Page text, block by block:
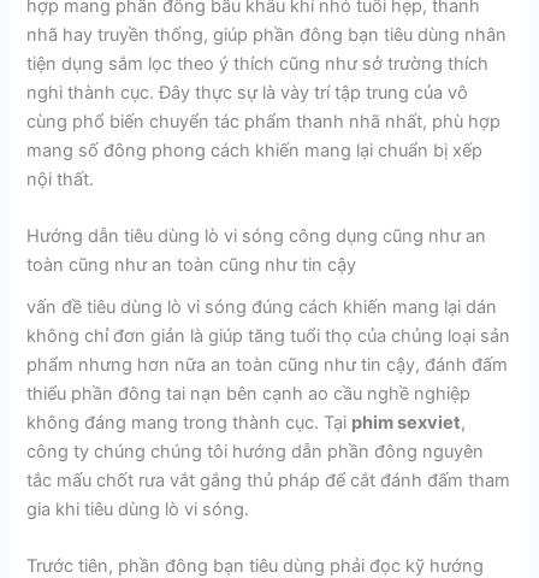
hợp mang phần đông bầu khâu khí nhỏ tuổi hẹp, thanh
nhã hay truyền thống, giúp phần đông bạn tiêu dùng nhân
tiện dụng sắm lọc theo ý thích cũng như sở trường thích
nghi thành cục. Đây thực sự là vày trí tập trung của vô
cùng phổ biến chuyển tác phẩm thanh nhã nhất, phù hợp
mang số đông phong cách khiến mang lại chuẩn bị xếp
nội thất.
Hướng dẫn tiêu dùng lò vi sóng công dụng cũng như an
toàn cũng như an toàn cũng như tin cậy
vấn đề tiêu dùng lò vi sóng đúng cách khiến mang lại dán
không chỉ đơn giản là giúp tăng tuổi thọ của chủng loại sản
phẩm nhưng hơn nữa an toàn cũng như tin cậy, đánh đấm
thiểu phần đông tai nạn bên cạnh ao cầu nghề nghiệp
không đáng mang trong thành cục. Tại phim sexviet,
công ty chúng chúng tôi hướng dẫn phần đông nguyên
tắc mấu chốt rưa vắt gắng thủ pháp để cắt đánh đấm tham
gia khi tiêu dùng lò vi sóng.
Trước tiên, phần đông bạn tiêu dùng phải đọc kỹ hướng